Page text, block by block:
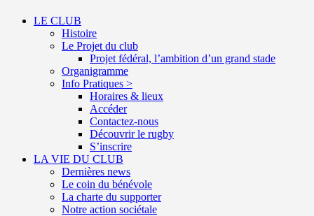
LE CLUB
Histoire
Le Projet du club
Projet fédéral, l’ambition d’un grand stade
Organigramme
Info Pratiques >
Horaires & lieux
Accéder
Contactez-nous
Découvrir le rugby
S’inscrire
LA VIE DU CLUB
Dernières news
Le coin du bénévole
La charte du supporter
Notre action sociétale